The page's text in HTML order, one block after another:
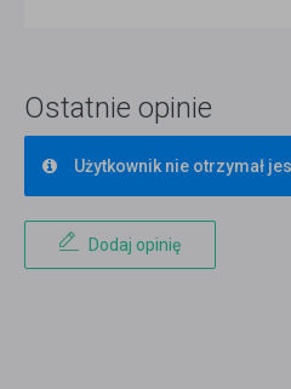
Ostatnie opinie
Użytkownik nie otrzymał
Dodaj opinię